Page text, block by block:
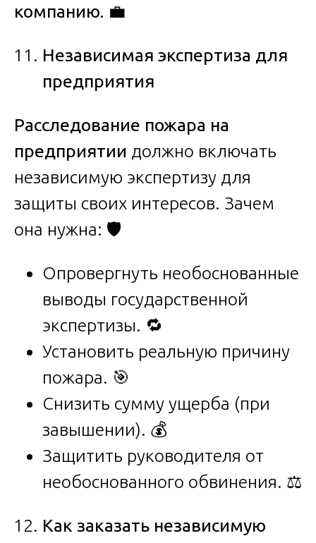
компанию. 💼
Независимая экспертиза для
предприятия
Расследование пожара на
предприятии должно включать
независимую экспертизу для
защиты своих интересов. Зачем
она нужна: 🛡️
Опровергнуть необоснованные
выводы государственной
экспертизы. 🔁
Установить реальную причину
пожара. 🎯
Снизить сумму ущерба (при
завышении). 💰
Защитить руководителя от
необоснованного обвинения. ⚖️
Как заказать независимую